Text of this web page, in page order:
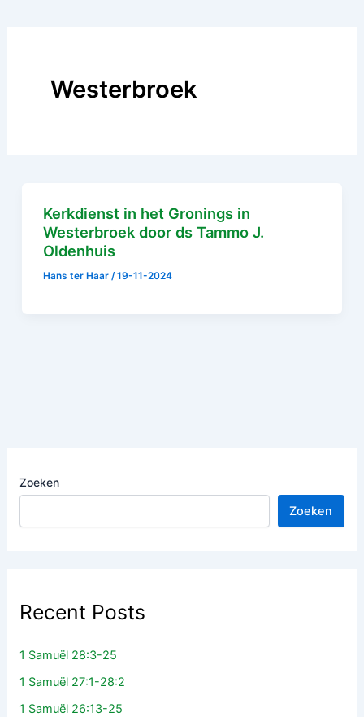
Zoeken
Zoeken
Recent Posts
1 Samuël 28:3-25
1 Samuël 27:1-28:2
1 Samuël 26:13-25
Westerbroek
Kerkdienst in het Gronings in
Westerbroek door ds Tammo J.
Oldenhuis
Hans ter Haar/19-11-2024